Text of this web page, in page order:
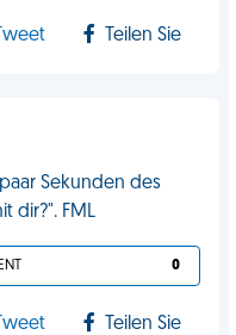
Tweet Teilen Sie
Sekunden des
dir?". FML
0
Tweet Teilen Sie